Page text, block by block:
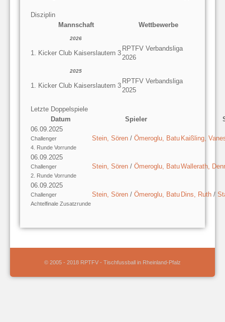
Disziplin
Mannschaft
Wettbewerbe
2026
1. Kicker Club Kaiserslautern 3
RPTFV Verbandsliga
2026
2025
1. Kicker Club Kaiserslautern 3
RPTFV Verbandsliga
2025
Letzte Doppelspiele
Datum
Spieler
06.09.2025
Challenger
4. Runde Vorrunde
Stein, Sören / Ömeroglu, Batu Kaißling,
06.09.2025
Challenger
2. Runde Vorrunde
Stein, Sören / Ömeroglu, BatuWallerath,
06.09.2025
Challenger
Achtelfinale Zusatzrunde
Stein, Sören / Ömeroglu, Batu Dins, Ruth /
© 2005 - 2018 RPTFV - Tischfussball in Rheinland-Pfalz